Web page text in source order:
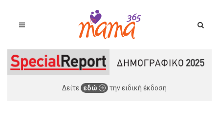
Δείτε εδώ την ειδική έκδοση